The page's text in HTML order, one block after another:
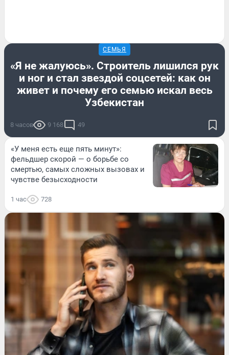
СЕМЬЯ
«Я не жалуюсь». Строитель лишился рук
и ног и стал звездой соцсетей: как он
живет и почему его семью искал весь
Узбекистан
8 часов 9 168 49
«У меня есть еще пять минут»:
фельдшер скорой — о борьбе со
смертью, самых сложных вызовах и
чувстве безысходности
1 час 728